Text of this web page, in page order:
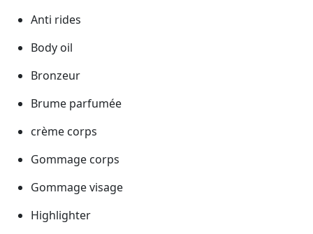
Anti rides
Body oil
Bronzeur
Brume parfumée
crème corps
Gommage corps
Gommage visage
Highlighter